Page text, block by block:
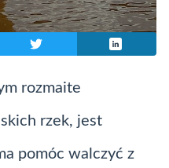
rozmaite
rzek, jest
pomóc walczyć z